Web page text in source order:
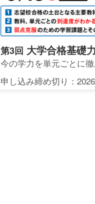
第3回 大学合格基礎
今の学力を単元ごとに
申し込み締め切り：